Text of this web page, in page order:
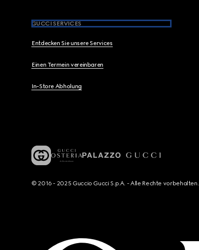
GUCCI SERVICES
Entdecken Sie unsere Services
Einen Termein vereinbaren
In-Store Abholung
© 2016 - 2025 Guccio Gucci S.p.A. - Alle Rechte